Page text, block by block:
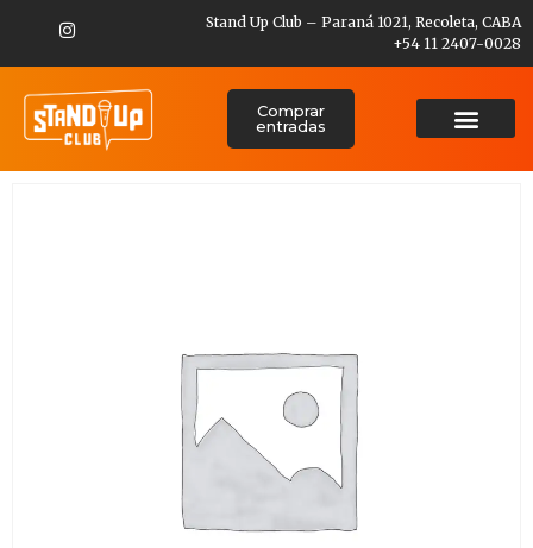
Stand Up Club – Paraná 1021, Recoleta, CABA
+54 11 2407-0028
Comprar
entradas